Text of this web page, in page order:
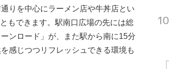
りを中心にラーメン店や牛丼店とい
もできます。駅南口広場の先には総
ンロード」が、また駅から南に15分
感じつつリフレッシュできる環境も